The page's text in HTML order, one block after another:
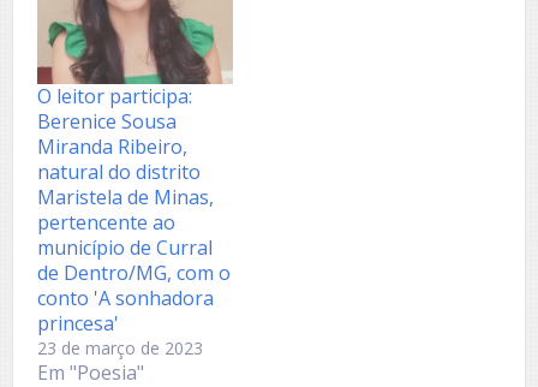
O leitor participa:
Berenice Sousa
Miranda Ribeiro,
natural do distrito
Maristela de Minas,
pertencente ao
município de Curral
de Dentro/MG, com o
conto 'A sonhadora
princesa'
23 de março de 2023
Em "Poesia"